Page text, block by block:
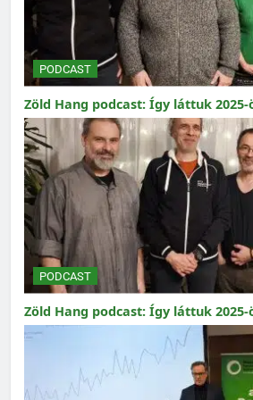
PODCAST
Zöld Hang podcast: Így láttuk 2025-
PODCAST
Zöld Hang podcast: Így láttuk 2025-